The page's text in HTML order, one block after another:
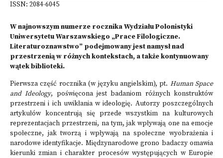
ISSN: 2084-6045
W najnowszym numerze rocznika Wydziału Polonistyki
Uniwersytetu Warszawskiego „Prace Filologiczne.
Literaturoznawstwo” podejmowany jest namysł nad
przestrzenią w różnych kontekstach, a także kontynuowany
wątek biblioteki.
Pierwsza część rocznika (w języku angielskim), pt. Human Space
and Ideology, poświęcona jest badaniom różnych konstruktów
przestrzeni i ich uwikłania w ideologię. Autorzy poszczególnych
artykułów koncentrują się przede wszystkim na kulturowych
reprezentacjach przestrzeni, na tym, jak wpływają one na emocje
społeczne, jak tworzą i wpływają na społeczne wyobrażenia i
narodowe identyfikacje. Międzynarodowe grono badaczy omawia
kierunki zmian i charakter procesów występujących w Europie